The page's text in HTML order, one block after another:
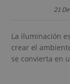
21
La iluminación
crear el
se convierta en